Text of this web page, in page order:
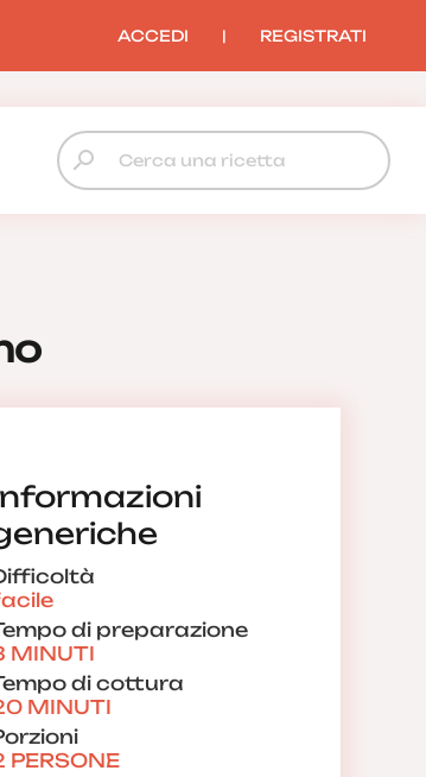
ACCEDI | REGISTRATI
di preparazione
MINUTI
di cottura
MINUTI
PERSONE